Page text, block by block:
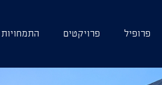
פרופיל פרויקטים התמחויות